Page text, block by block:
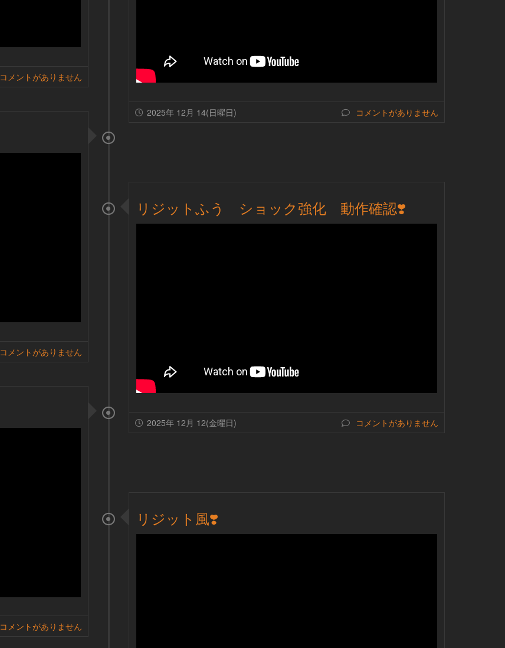
コメントがありません
2025年 12月 14(日曜日) コメントがありません
コメントがありません
リジットふう ショック強化 動作確認❣️
2025年 12月 12(金曜日) コメントがありません
コメントがありません
リジット風❣️